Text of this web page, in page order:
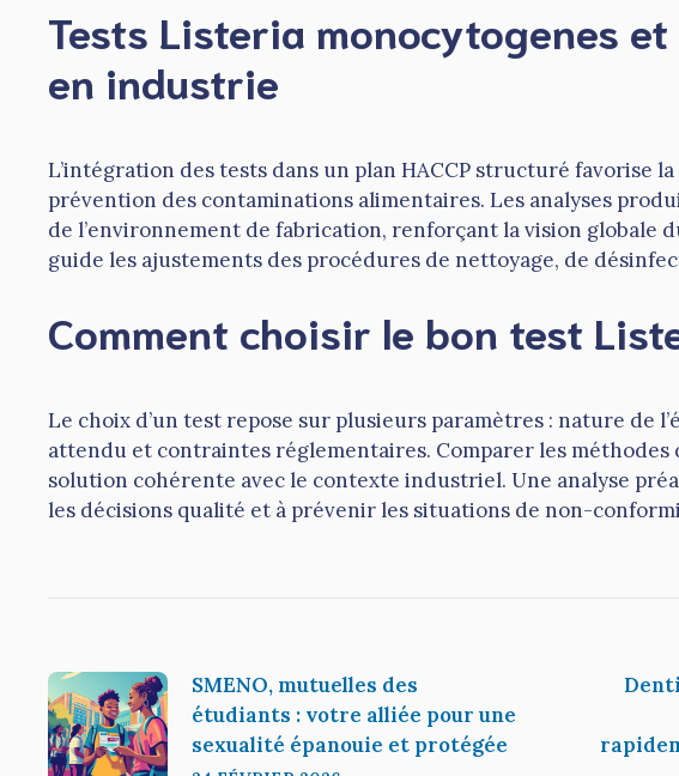
Tests Listeria monocytogenes
en industrie
L’intégration des tests dans un plan HACCP structuré favorise
prévention des contaminations alimentaires. Les analyses
de l’environnement de fabrication, renforçant la vision globale
guide les ajustements des procédures de nettoyage, de
Comment choisir le bon test
Le choix d’un test repose sur plusieurs paramètres : nature de
attendu et contraintes réglementaires. Comparer les méthodes
solution cohérente avec le contexte industriel. Une analyse
les décisions qualité et à prévenir les situations de non-
SMENO, mutuelles des
étudiants : votre alliée pour une
sexualité épanouie et protégée